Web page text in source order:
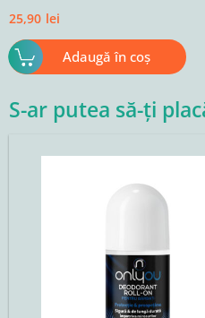
25,90 lei
Adaugă în coș
S-ar putea să-ți